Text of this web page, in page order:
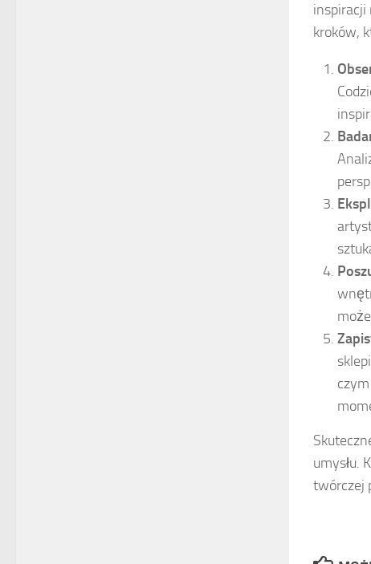
inspiracji
kroków,
umysłu.
twórczej